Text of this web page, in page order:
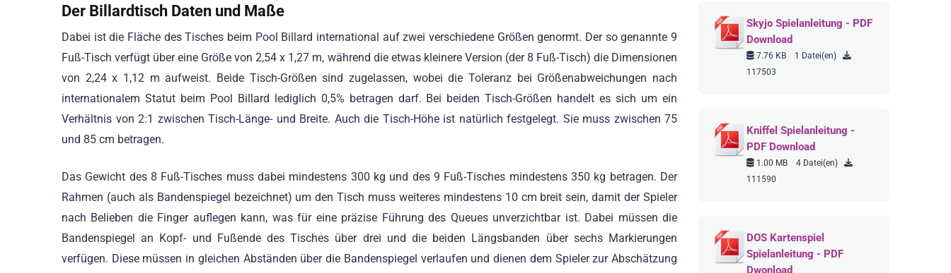
Der Billardtisch Daten und Maße
Dabei ist die Fläche des Tisches beim Pool Billard international auf zwei verschiedene Größen genormt. Der so genannte 9
Fuß-Tisch verfügt über eine Größe von 2,54 x 1,27 m, während die etwas kleinere Version (der 8 Fuß-Tisch) die Dimensionen
von 2,24 x 1,12 m aufweist. Beide Tisch-Größen sind zugelassen, wobei die Toleranz bei Größenabweichungen nach
internationalem Statut beim Pool Billard lediglich 0,5% betragen darf. Bei beiden Tisch-Größen handelt es sich um ein
Verhältnis von 2:1 zwischen Tisch-Länge- und Breite. Auch die Tisch-Höhe ist natürlich festgelegt. Sie muss zwischen 75
und 85 cm betragen.
Das Gewicht des 8 Fuß-Tisches muss dabei mindestens 300 kg und des 9 Fuß-Tisches mindestens 350 kg betragen. Der
Rahmen (auch als Bandenspiegel bezeichnet) um den Tisch muss weiteres mindestens 10 cm breit sein, damit der Spieler
nach Belieben die Finger auflegen kann, was für eine präzise Führung des Queues unverzichtbar ist. Dabei müssen die
Bandenspiegel an Kopf- und Fußende des Tisches über drei und die beiden Längsbanden über sechs Markierungen
verfügen. Diese müssen in gleichen Abständen über die Bandenspiegel verlaufen und dienen dem Spieler zur Abschätzung
Skyjo Spielanleitung - PDF
Download
7.76 KB
1 Datei(en)
117503
Kniffel Spielanleitung -
PDF Download
1.00 MB
4 Datei(en)
111590
DOS Kartenspiel
Spielanleitung - PDF
Dwonload